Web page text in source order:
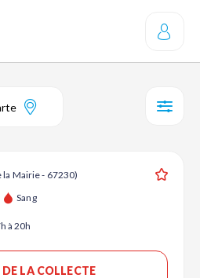
la Mairie - 67230)
Sang
à 20h
LA COLLECTE